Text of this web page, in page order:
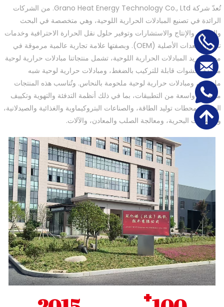
تُعدّ شركة Grano Heat Energy Technology Co., Ltd. من الشركات
الرائدة في تصنيع المبادلات الحرارية اللوحية، وهي متخصصة في البحث
والتطوير والإنتاج والاستشارات وتوفير حلول نقل الحرارة الاحترافية وخدمات
تصنيع المعدات الأصلية (OEM). وبصفتها علامة تجارية عالمية مرموقة في
مجال توريد المبادلات الحرارية اللوحية، تشمل منتجاتنا مبادلات حرارية لوحية
مزودة بحشوات قابلة للتركيب بالضغط، ومبادلات حرارية لوحية شبه
ملحومة، ومبادلات حرارية لوحية ملحومة بالنحاس. وتُناسب هذه المنتجات
مجموعة واسعة من التطبيقات، بما في ذلك أنظمة التدفئة والتهوية وتكييف
الهواء، ومحطات توليد الطاقة، والصناعات البتروكيماوية والغذائية والصيدلانية،
والصناعات البحرية، ومعالجة الصلب والمعادن، والآلات.
+